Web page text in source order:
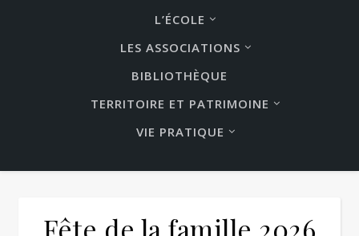
L’ÉCOLE
LES ASSOCIATIONS
BIBLIOTHÈQUE
TERRITOIRE ET PATRIMOINE
VIE PRATIQUE
Fête de la famille 2026